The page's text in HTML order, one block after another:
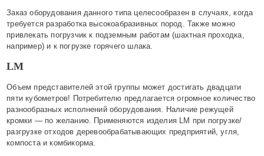
Заказ оборудования данного типа целесообразен в случаях, когда
требуется разработка высокоабразивных пород. Также можно
привлекать погрузчик к подземным работам (шахтная проходка,
например) и к погрузке горячего шлака.
LM
Объем представителей этой группы может достигать двадцати
пяти кубометров! Потребителю предлагается огромное количество
разнообразных исполнений оборудования. Наличие режущей
кромки — по желанию. Применяются изделия LM при погрузке/
разгрузке отходов деревообрабатывающих предприятий, угля,
компоста и комбикорма.